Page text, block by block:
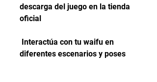
descarga del juego en la tienda
oficial
diferentes escenarios y poses